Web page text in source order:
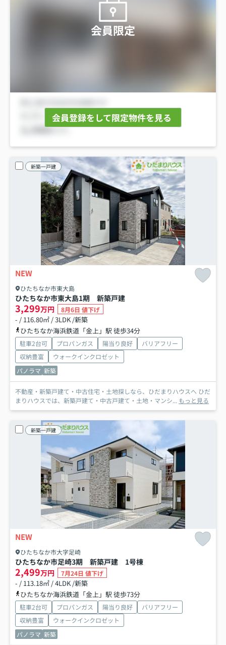
会員限定
会員登録をして限定物件を見る
新築一戸建
NEW
ひたちなか市東大島
ひたちなか市東大島1期 新築戸建
3,299万円 8月6日 値下げ
- / 116.80㎡ / 3LDK /新築
ひたちなか海浜鉄道「金上」駅 徒歩34分
駐車2台可 プロパンガス 陽当り良好
バリアフリー
収納豊富
ウォークインクロゼット
パノラマ 新築
不動産・新築戸建て・中古住宅・土地探しなら、ひだまりハウスへ ひだ
まりハウスでは、新築戸建て・中古戸建て・土地・マンシ... もっと見る
新築一戸建
NEW
ひたちなか市大字足崎
ひたちなか市足崎3期 新築戸建 1号棟
2,499万円 7月24日 値下げ
- / 113.18㎡ / 4LDK /新築
ひたちなか海浜鉄道「金上」駅 徒歩73分
駐車2台可 プロパンガス 陽当り良好
バリアフリー
収納豊富
ウォークインクロゼット
パノラマ 新築